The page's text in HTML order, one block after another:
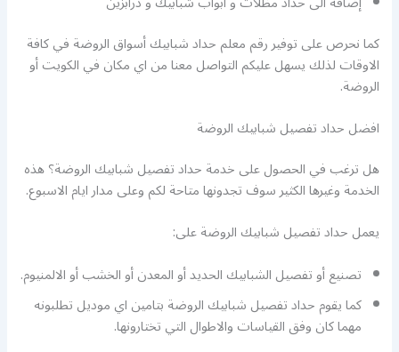
كما نحرص على توفير رقم معلم حداد شبابيك أسواق الروضة في كافة
الاوقات لذلك يسهل عليكم التواصل معنا من اي مكان في الكويت أو
الروضة.
افضل حداد تفصيل شبابيك الروضة
هل ترغب في الحصول على خدمة حداد تفصيل شبابيك الروضة؟ هذه
الخدمة وغيرها الكثير سوف تجدونها متاحة لكم وعلى مدار ايام الاسبوع.
يعمل حداد تفصيل شبابيك الروضة على:
تصنيع أو تفصيل الشبابيك الحديد أو المعدن أو الخشب أو الالمنيوم.
كما يقوم حداد تفصيل شبابيك الروضة بتامين اي موديل تطلبونه
مهما كان وفق القياسات والاطوال التي تختارونها.